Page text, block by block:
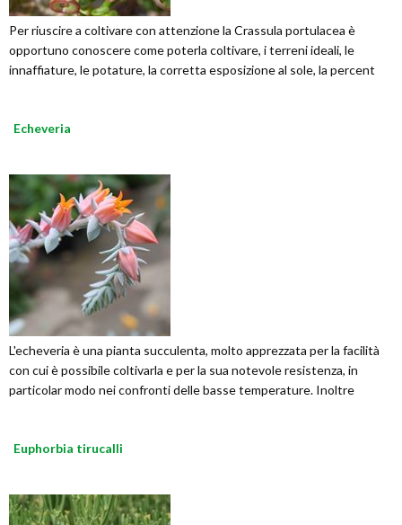
Per riuscire a coltivare con attenzione la Crassula portulacea è
opportuno conoscere come poterla coltivare, i terreni ideali, le
innaffiature, le potature, la corretta esposizione al sole, la percent
Echeveria
L'echeveria è una pianta succulenta, molto apprezzata per la facilità
con cui è possibile coltivarla e per la sua notevole resistenza, in
particolar modo nei confronti delle basse temperature. Inoltre
Euphorbia tirucalli